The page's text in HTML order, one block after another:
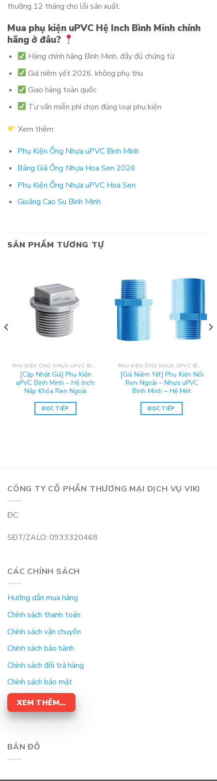
thường 12 tháng cho lỗi sản xuất.
Mua phụ kiện uPVC Hệ Inch Bình Minh chính
hãng ở đâu?
Hàng chính hãng Bình Minh, đầy đủ chứng từ
Giá niêm yết 2026, không phụ thu
Giao hàng toàn quốc
Tư vấn miễn phí chọn đúng loại phụ kiện
Xem thêm:
Phụ Kiện Ống Nhựa uPVC Bình Minh
Bảng Giá Ống Nhựa Hoa Sen 2026
Phụ Kiện Ống Nhựa uPVC Hoa Sen
Gioăng Cao Su Bình Minh
SẢN PHẨM TƯƠNG TỰ
PHỤ KIỆN ỐNG NHỰA UPVC BÌNH MINH
[Cập Nhật Giá] Phụ Kiện
uPVC Bình Minh – Hệ Inch:
Nắp Khóa Ren Ngoài
ĐỌC TIẾP
PHỤ KIỆN ỐNG NHỰA UPVC BÌNH MINH
[Giá Niêm Yết] Phụ Kiện Nối
Ren Ngoài – Nhựa uPVC
Bình Minh – Hệ Mét
ĐỌC TIẾP
CÔNG TY CỔ PHẦN THƯƠNG MẠI DỊCH VỤ VIKI
ĐC:
SĐT/ZALO: 0933320468
CÁC CHÍNH SÁCH
Hướng dẫn mua hàng
Chính sách thanh toán
Chính sách vận chuyển
Chính sách bảo hành
Chính sách đổi trả hàng
Chính sách bảo mật
XEM THÊM…
BẢN ĐỒ